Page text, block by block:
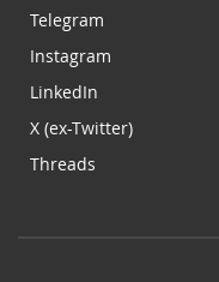
Telegram
Instagram
LinkedIn
X (ex-Twitter)
Threads